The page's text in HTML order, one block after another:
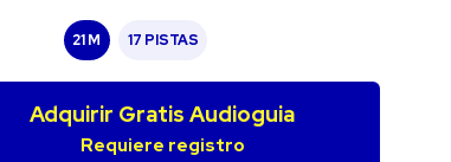
21 M 17 PISTAS
Adquirir Gratis Audioguia
Requiere registro